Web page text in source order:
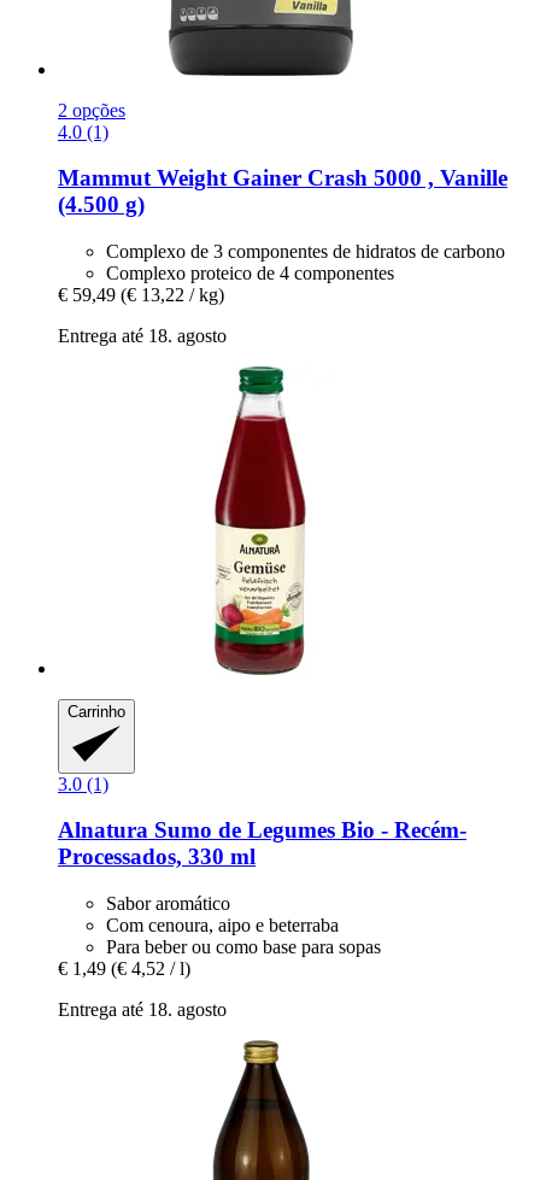
2 opções
4.0 (1)
MammutWeight Gainer Crash 5000 , Vanille
(4.500 g)
Complexo de 3 componentes de hidratos de carbono
Complexo proteico de 4 componentes
€ 59,49 (€ 13,22 / kg)
Entrega até 18. agosto
Carrinho
3.0 (1)
Alnatura Sumo de Legumes Bio -​ Recém-​
Processados, 330 ml
Sabor aromático
Com cenoura, aipo e beterraba
Para beber ou como base para sopas
€ 1,49 (€ 4,52 / l)
Entrega até 18. agosto